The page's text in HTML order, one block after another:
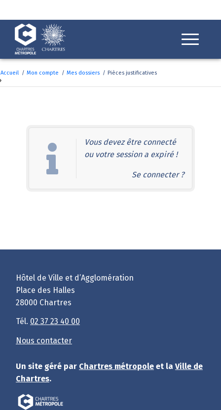
de
chat
Accueil / Mon compte / Mes dossiers / Pièces justificatives
Pièces justificatives
Vous devez être connecté
ou votre session a expiré !
Se connecter ?
Hôtel de Ville et d’Agglomération
Place des Halles
28000 Chartres
Tél. 02 37 23 40 00
Nous contacter
Un site géré par Chartres métropole et la Ville de
Chartres.